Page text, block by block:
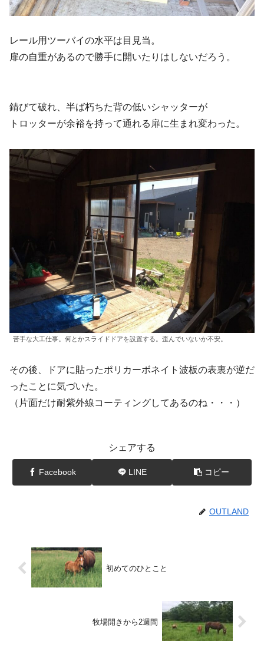
レール用ツーバイの水平は目見当。
扉の自重があるので勝手に開いたりはしないだろう。
錆びて破れ、半ば朽ちた背の低いシャッターが
トロッターが余裕を持って通れる扉に生まれ変わった。
苦手な大工仕事。何とかスライドドアを設置する。歪んでいないか不安。
その後、ドアに貼ったポリカーボネイト波板の表裏が逆だ
ったことに気づいた。
（片面だけ耐紫外線コーティングしてあるのね・・・）
シェアする
Facebook LINE コピー
OUTLAND
初めてのひとこと
牧場開きから2週間